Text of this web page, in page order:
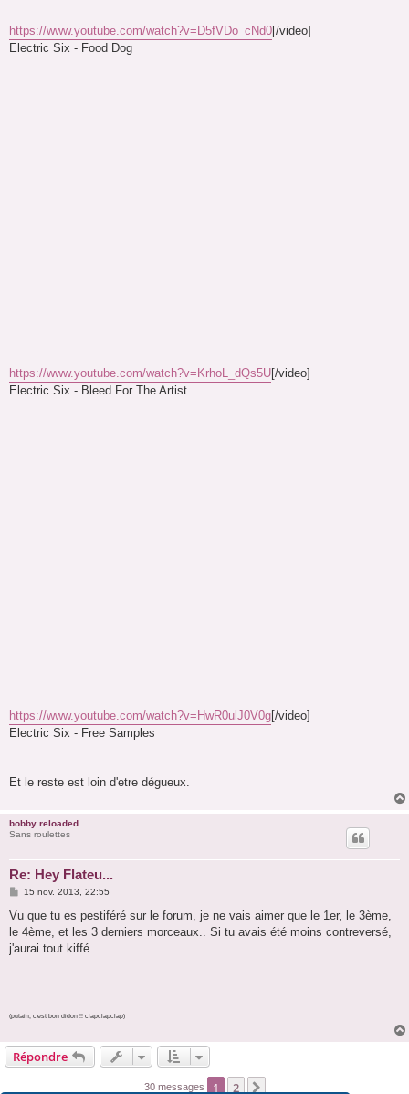
https://www.youtube.com/watch?v=D5fVDo_cNd0[/video]
Electric Six - Food Dog
https://www.youtube.com/watch?v=KrhoL_dQs5U[/video]
Electric Six - Bleed For The Artist
https://www.youtube.com/watch?v=HwR0ulJ0V0g[/video]
Electric Six - Free Samples
Et le reste est loin d'etre dégueux.
bobby reloaded
Sans roulettes
Re: Hey Flateu...
M
s
a
g
15 nov. 2013, 22:55
Vu que tu es pestiféré sur le forum, je ne vais aimer que le 1er, le 3ème,
le 4ème, et les 3 derniers morceaux.. Si tu avais été moins contreversé,
j'aurai tout kiffé
(putain, c'est bon didon !! clapclapclap)
Répondre
30 messages 1 2 Suivante